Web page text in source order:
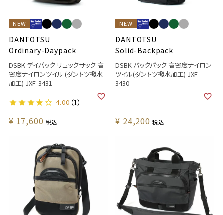
NEW
DANTOTSU
Ordinary-Daypack
DSBK デイパック リュックサック 高
密度ナイロンツイル (ダントツ撥水
加工) JXF-3431
¥ 17,600 税込
4.00 （1）
NEW
DANTOTSU
Solid-Backpack
DSBK バックパック 高密度ナイロン
ツイル(ダントツ撥水加工) JXF-
3430
¥ 24,200 税込